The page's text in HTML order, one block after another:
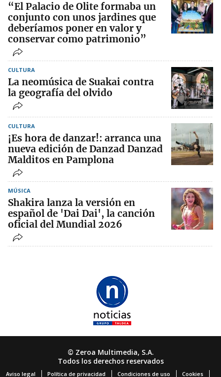
“El Palacio de Olite formaba un
conjunto con unos jardines que
deberíamos poner en valor y
conservar como patrimonio”
CULTURA
La neomúsica de Suakai contra
la geografía del olvido
CULTURA
¡Es hora de danzar!: arranca una
nueva edición de Danzad Danzad
Malditos en Pamplona
MÚSICA
Shakira lanza la versión en
español de 'Dai Dai', la canción
oficial del Mundial 2026
© Zeroa Multimedia, S.A.
Todos los derechos reservados
Aviso legal Política de privacidad Condiciones de uso Cookies